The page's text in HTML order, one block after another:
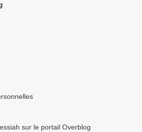
sur le portail Overblog